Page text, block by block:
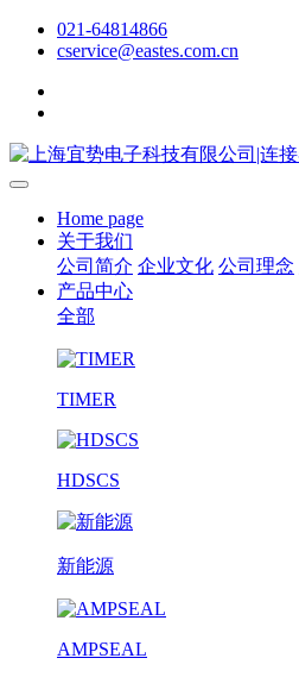
021-64814866
cservice@eastes.com.cn
Home page
关于我们
公司简介 企业文化 公司理念
产品中心
全部
TIMER
HDSCS
新能源
AMPSEAL